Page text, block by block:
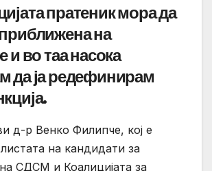
пратеник мора да
на
и во таа насока
да ја редефинирам
д-р Венко Филипче, кој е
на кандидати за
СДСМ и Коалицијата за